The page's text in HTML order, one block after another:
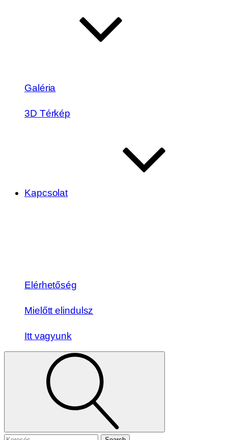
Galéria
3D Térkép
Kapcsolat
Elérhetőség
Mielőtt elindulsz
Itt vagyunk